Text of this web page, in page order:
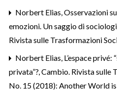
Norbert Elias,Osservazioni
emozioni. Un saggio di
Rivista sulle Trasformazioni
Norbert Elias, L’espace privé:
privata”?,Cambio. Rivista sulle
No. 15 (2018): Another World